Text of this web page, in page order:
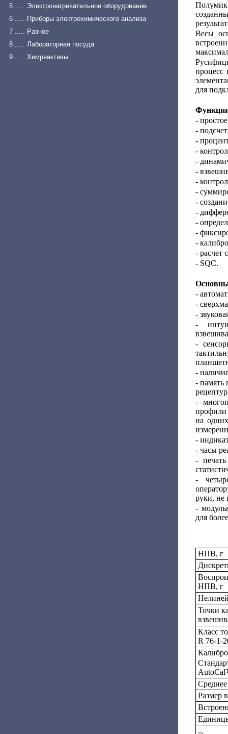
5 ..... Электронагревательное оборудование
6 ..... Приборы электрохимического анализа
7 ..... Разное
8 ..... Лабораторная посуда
9 ..... Химреактивы
Весы
процесс
для
-
-
-
-
-
-
-
-
-
-
-
-
-
- расчет
- SQC.
-
-
-
-
-
-
- память
-
профили
на
-
- часы
-
-
руки, не
-
для
НПВ, г
НПВ, г
Точки
Класс
R 76-1-
Размер